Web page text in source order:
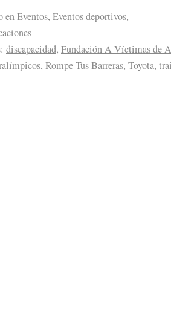
enEventos, Eventos deportivos,
discapacidad, Fundación A Víctimas de
, Rompe Tus Barreras, Toyota,